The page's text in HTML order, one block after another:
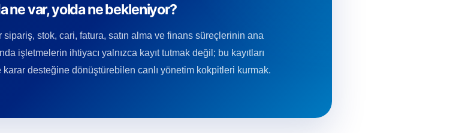
ne var, yolda ne bekleniyor?
stok, cari, fatura, satın alma ve finans süreçlerinin ana
işletmelerin ihtiyacı yalnızca kayıt tutmak değil; bu kayıtları
desteğine dönüştürebilen canlı yönetim kokpitleri kurmak.